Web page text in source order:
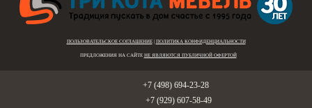
ПОЛЬЗОВАТЕЛЬСКОЕ СОГЛАШЕНИЕ| ПОЛИТИКА КОНФИДЕНЦИАЛЬНОСТИ
ПРЕДЛОЖЕНИЯ НА САЙТЕ НЕ ЯВЛЯЮТСЯ ПУБЛИЧНОЙ ОФЕРТОЙ
+7 (498) 694-23-28
+7 (929) 607-58-49